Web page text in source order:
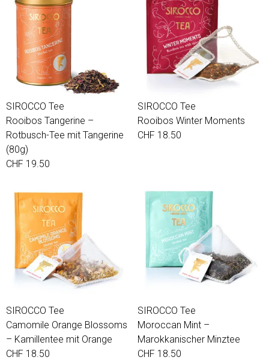
SIROCCO Tee
Rooibos Tangerine –
Rotbusch-Tee mit Tangerine
(80g)
CHF 19.50
SIROCCO Tee
Rooibos Winter Moments
CHF 18.50
SIROCCO Tee
Camomile Orange Blossoms
– Kamillentee mit Orange
CHF 18.50
SIROCCO Tee
Moroccan Mint –
Marokkanischer Minztee
CHF 18.50